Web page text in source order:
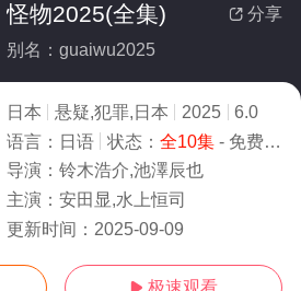
 分享
怪物2025(全集)
别名：guaiwu2025
日本 悬疑,犯罪,日本 2025
6.0
语言： 日语 状态： 全10集- 免费在线观看
导演： 铃木浩介,池澤辰也
主演： 安田显,水上恒司
更新时间： 2025-09-09
 极速观看